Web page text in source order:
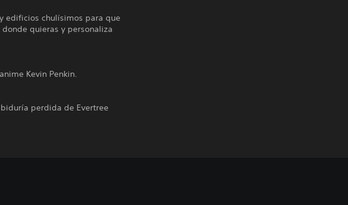
edificios chulísimos para que
quieras y personaliza
Kevin Penkin.
perdida de Evertree